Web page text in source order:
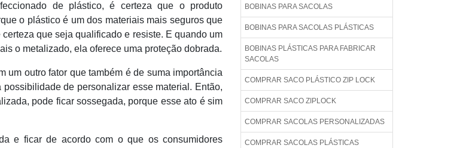
de plástico, é certeza que o produto
o plástico é um dos materiais mais seguros que
que seja qualificado e resiste. E quando um
o metalizado, ela oferece uma proteção dobrada.
um outro fator que também é de suma importância
de personalizar esse material. Então,
pode ficar sossegada, porque esse ato é sim
e ficar de acordo com o que os consumidores
BOBINAS PARA SACOLAS
BOBINAS PARA SACOLAS PLÁSTICAS
BOBINAS PLÁSTICAS PARA FABRICAR
SACOLAS
COMPRAR SACO PLÁSTICO ZIP LOCK
COMPRAR SACO ZIPLOCK
COMPRAR SACOLAS PERSONALIZADAS
COMPRAR SACOLAS PLÁSTICAS